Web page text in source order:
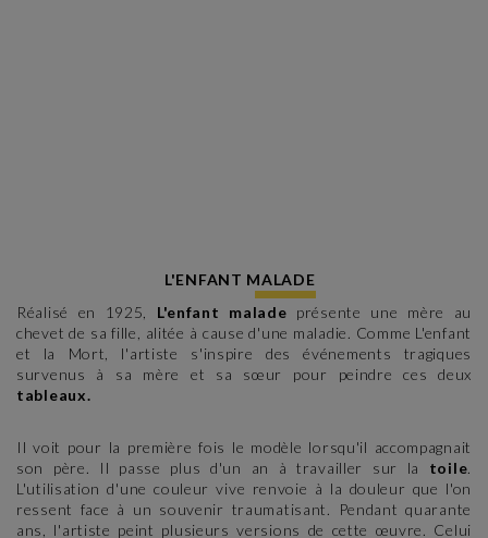
L'ENFANT MALADE
Réalisé en 1925,
L'enfant malade présente une mère au
chevet de sa fille, alitée à cause d'une maladie. Comme L'enfant
et la Mort, l'artiste s'inspire des événements tragiques
survenus à sa mère et sa sœur pour peindre ces deux
tableaux.
Il voit pour la première fois le modèle lorsqu'il accompagnait
son père. Il passe plus d'un an à travailler sur la toile.
L'utilisation d'une couleur vive renvoie à la douleur que l'on
ressent face à un souvenir traumatisant. Pendant quarante
ans, l'artiste peint plusieurs versions de cette œuvre. Celui